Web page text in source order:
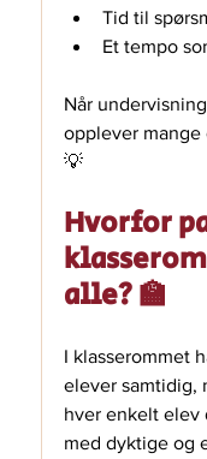
Tid til
Et tempo
Når
opplever mange
💡
Hvorfor
alle? 🏫
I klasserommet
elever samtidig,
hver enkelt elev
med dyktige og